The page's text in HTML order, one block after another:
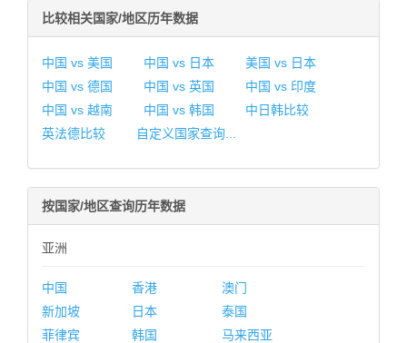
比较相关国家/地区历年数据
中国 vs 美国 中国 vs 日本
美国 vs 日本
中国 vs 德国
中国 vs 英国
中国 vs 印度
中国 vs 越南
中国 vs 韩国
中日韩比较
英法德比较
自定义国家查询...
按国家/地区查询历年数据
亚洲
中国 香港
澳门
新加坡
日本
泰国
菲律宾
韩国
马来西亚